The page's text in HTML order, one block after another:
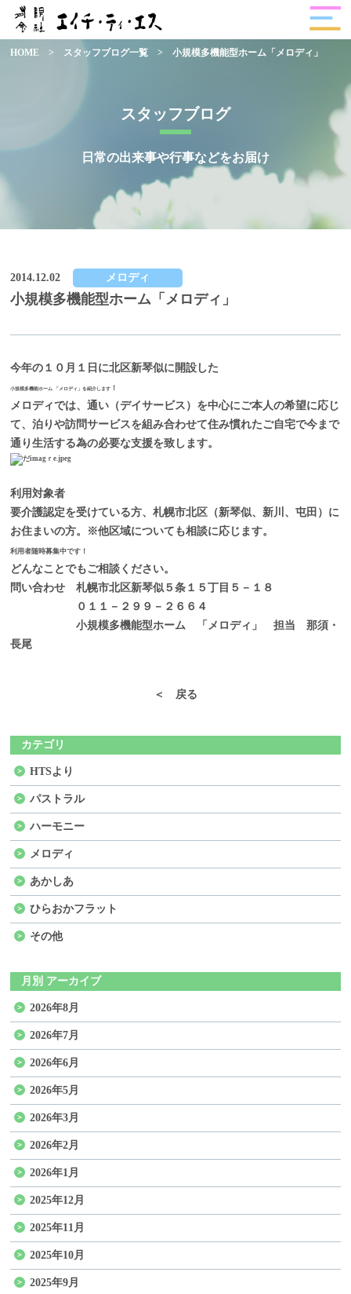
スタッフブログ
日常の出来事や行事などをお届け
HOME > スタッフブログ一覧 > 小規模多機能型ホーム「メロディ」
2014.12.02 メロディ
小規模多機能型ホーム「メロディ」
今年の１０月１日に北区新琴似に開設した
小規模多機能ホーム 「メロディ」を紹介します ！
メロディでは、通い（デイサービス）を中心にご本人の希望に応じ
て、泊りや訪問サービスを組み合わせて住み慣れたご自宅で今まで
通り生活する為の必要な支援を致します。
利用対象者
要介護認定を受けている方、札幌市北区（新琴似、新川、屯田）に
お住まいの方。※他区域についても相談に応じます。
利用者随時募集中です！
どんなことでもご相談ください。
問い合わせ 札幌市北区新琴似５条１５丁目５－１８
０１１－２９９－２６６４
小規模多機能型ホーム 「メロディ」 担当 那須・
長尾
＜ 戻る
カテゴリ
HTSより
パストラル
ハーモニー
メロディ
あかしあ
ひらおかフラット
その他
月別 アーカイブ
2026年8月
2026年7月
2026年6月
2026年5月
2026年3月
2026年2月
2026年1月
2025年12月
2025年11月
2025年10月
2025年9月